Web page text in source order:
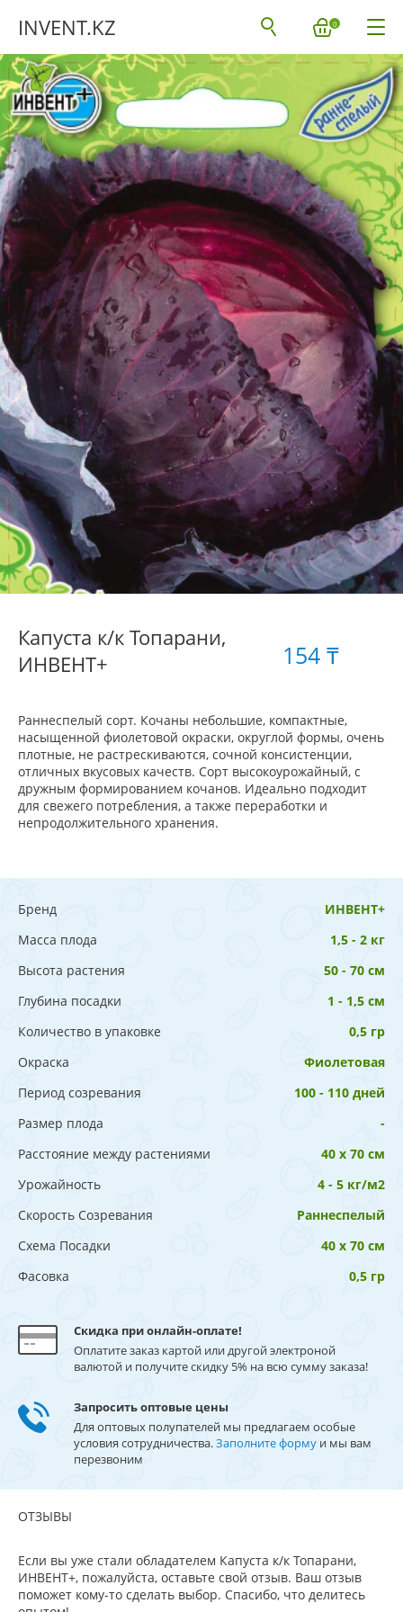
INVENT.KZ 0
Капуста к/к Топарани,
ИНВЕНТ+
154 ₸
Раннеспелый сорт. Кочаны небольшие, компактные,
насыщенной фиолетовой окраски, округлой формы, очень
плотные, не растрескиваются, сочной консистенции,
отличных вкусовых качеств. Сорт высокоурожайный, с
дружным формированием кочанов. Идеально подходит
для свежего потребления, а также переработки и
непродолжительного хранения.
Бренд
ИНВЕНТ+
Масса плода
1,5 - 2 кг
Высота растения
50 - 70 см
Глубина посадки
1 - 1,5 см
Количество в упаковке
0,5 гр
Окраска
Фиолетовая
Период созревания
100 - 110 дней
Размер плода
-
Расстояние между растениями
40 х 70 см
Урожайность
4 - 5 кг/м2
Скорость Созревания
Раннеспелый
Схема Посадки
40 х 70 см
Фасовка
0,5 гр
Скидка при онлайн-оплате!
Оплатите заказ картой или другой электроной
валютой и получите скидку 5% на всю сумму заказа!
Запросить оптовые цены
Для оптовых полупателей мы предлагаем особые
условия сотрудничества.Заполните форму и мы вам
перезвоним
ОТЗЫВЫ
Если вы уже стали обладателем Капуста к/к Топарани,
ИНВЕНТ+, пожалуйста, оставьте свой отзыв. Ваш отзыв
поможет кому-то сделать выбор. Спасибо, что делитесь